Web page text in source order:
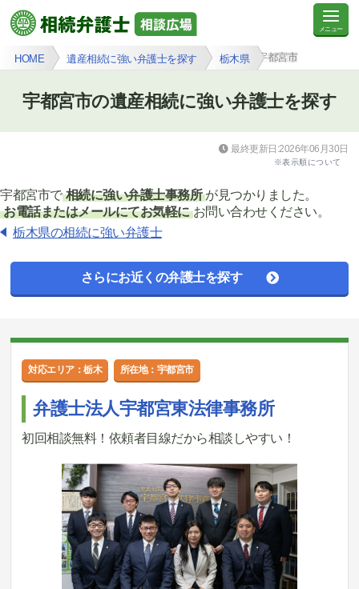
HOME 遺産相続に強い弁護士を探す 栃木県 宇都宮市
宇都宮市の遺産相続に強い弁護士を探す
最終更新日:2026年06月30日
※表示順について
宇都宮市で 相続に強い弁護士事務所 が見つかりました。
お電話またはメールにてお気軽に お問い合わせください。
栃木県の相続に強い弁護士
さらにお近くの弁護士を探す
対応エリア：栃木 所在地：宇都宮市
弁護士法人宇都宮東法律事務所
初回相談無料！依頼者目線だから相談しやすい！